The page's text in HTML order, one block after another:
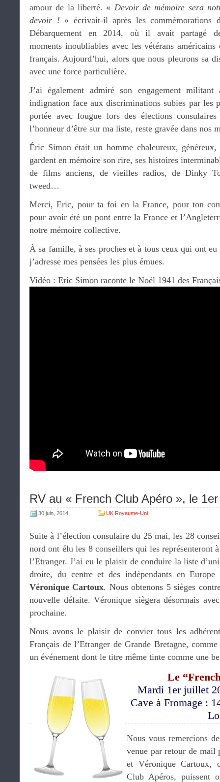
amour de la liberté. « Devoir de mémoire sera
devoir ! » écrivait-il après les commémorations
Débarquement en 2014, où il avait partagé
moments inoubliables avec les vétérans américains
français. Aujourd’hui, alors que nous pleurons sa
avec une force particulière.
J’ai également admiré son engagement
indignation face aux discriminations subies par les
portée avec fougue lors des élections
l’honneur d’être sur ma liste, reste gravée dans nos
Éric Simon était un homme chaleureux,
gardent en mémoire son rire, ses histoires
de films anciens, de vieilles radios, de Dinky
tweed…
Merci, Eric, pour ta foi en la France, pour ton
pour avoir été un pont entre la France et
notre mémoire collective.
À sa famille, à ses proches et à tous ceux qui ont
j’adresse mes pensées les plus émues.
Vidéo : Eric Simon raconte le Noël 1941 des
RV au « French Club Apéro », le
30 juin, 2014 UK Royaume-Uni
Suite à l’élection consulaire du 25 mai, les 28
nord ont élu les 8 conseillers qui les représenteront
l’Etranger. J’ai eu le plaisir de conduire la liste
droite, du centre et des indépendants en
Véronique Cartoux. Nous obtenons 5 sièges
nouvelle défaite. Véronique siègera désormais
prochaine.
Nous avons le plaisir de convier tous les
Français de l’Etranger de Grande Bretagne,
un événement dont le titre même tinte comme une
Le
Mardi 1er juillet
Cave à Fromage :
Nous vous remercions
venue par retour de mail
et Véronique Cartoux,
Club Apéros, puissent